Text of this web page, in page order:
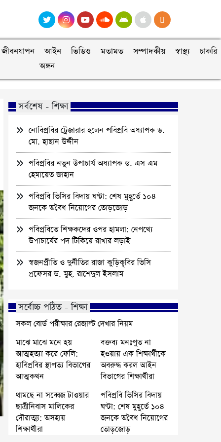
জীবনযাপন
আইন
অঙ্গন
ভিডিও মতামত সম্পাদকীয় স্বাস্থ্য চাকরি
সর্বশেষ - শিক্ষা
নোবিপ্রবির ট্রেজারার হলেন পবিপ্রবি অধ্যাপক ড.
মো. হাছান উদ্দীন
পবিপ্রবির নতুন উপাচার্য অধ্যাপক ড. এস এম
হেমায়েত জাহান
পবিপ্রবি ভিসির বিদায় ঘণ্টা: শেষ মুহূর্তে ১০৪
জনকে অবৈধ নিয়োগের তোড়জোড়
পবিপ্রবিতে শিক্ষকদের ওপর হামলা: নেপথ্যে
উপাচার্যের পদ টিকিয়ে রাখার লড়াই
স্বজনপ্রীতি ও দুর্নীতির রাজা কুড়িকৃবির ভিসি
প্রফেসর ড. মুহ. রাশেদুল ইসলাম
সর্বোচ্চ পঠিত - শিক্ষা
সকল বোর্ড পরীক্ষার রেজাল্ট দেখার নিয়ম
মাঝে মাঝে মনে হয়
আত্মহত্যা করে ফেলি:
হাবিপ্রবির স্থাপত্য বিভাগের
আত্মকথন
বক্তব্য মনঃপুত না
হওয়ায় এক শিক্ষার্থীকে
অবরুদ্ধ করল আইন
বিভাগের শিক্ষার্থীরা
থামছে না সব্বেজ টাওয়ার
ছাত্রীনিবাস মালিকের
দৌরাত্ম্য: অসহায়
শিক্ষার্থীরা
পবিপ্রবি ভিসির বিদায়
ঘণ্টা: শেষ মুহূর্তে ১০৪
জনকে অবৈধ নিয়োগের
তোড়জোড়